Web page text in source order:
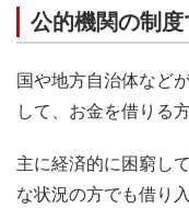
公的機関の制
国や地方自治体など
して、お金を借りる
主に経済的に困窮し
な状況の方でも借り